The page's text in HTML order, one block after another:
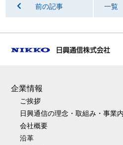
前の記事 一覧
企業情報
ご挨拶
日興通信の理念・取組み・事業
会社概要
沿革